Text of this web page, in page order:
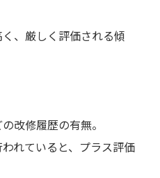
、厳しく評価される傾
改修履歴の有無。
れていると、プラス評価